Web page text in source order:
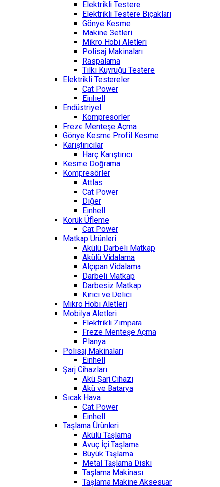
Elektrikli Testere
Elektrikli Testere Bıçakları
Gönye Kesme
Makine Setleri
Mikro Hobi Aletleri
Polisaj Makinaları
Raspalama
Tilki Kuyruğu Testere
Elektrikli Testereler
Cat Power
Einhell
Endüstriyel
Kompresörler
Freze Menteşe Açma
Gönye Kesme Profil Kesme
Karıştırıcılar
Harç Karıştırıcı
Kesme Doğrama
Kompresörler
Attlas
Cat Power
Diğer
Einhell
Körük Üfleme
Cat Power
Matkap Ürünleri
Akülü Darbeli Matkap
Akülü Vidalama
Alçıpan Vidalama
Darbeli Matkap
Darbesiz Matkap
Kırıcı ve Delici
Mikro Hobi Aletleri
Mobilya Aletleri
Elektrikli Zımpara
Freze Menteşe Açma
Planya
Polisaj Makinaları
Einhell
Şarj Cihazları
Akü Şarj Cihazı
Akü ve Batarya
Sıcak Hava
Cat Power
Einhell
Taşlama Ürünleri
Akülü Taşlama
Avuç İçi Taşlama
Büyük Taşlama
Metal Taşlama Diski
Taşlama Makinası
Taşlama Makine Aksesuar